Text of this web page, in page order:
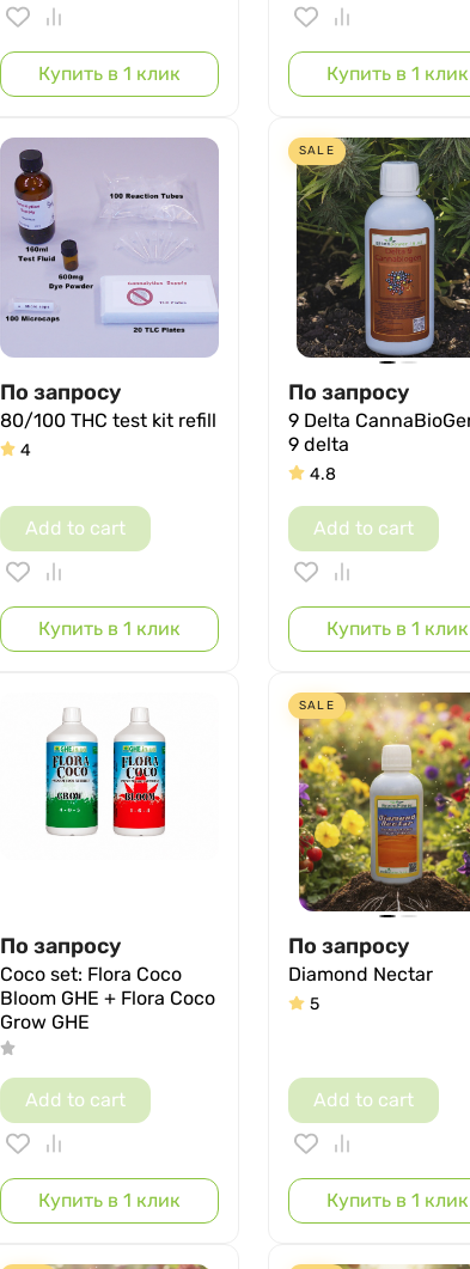
Купить в 1 клик Купить в 1 клик
По запросу
80/100 THC test kit refill
4
Add to cart
Купить в 1 клик
SALE
По запросу
9 Delta
9 delta
4.8
Add to cart
Купить в 1 клик
По запросу
Coco set: Flora Coco
Bloom GHE + Flora Coco
Grow GHE
Add to cart
Купить в 1 клик
SALE
По запросу
Diamond Nectar
5
Add to cart
Купить в 1 клик